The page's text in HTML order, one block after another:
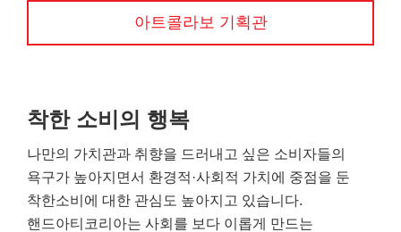
아트콜라보 기획관
착한 소비의 행복
나만의 가치관과 취향을 드러내고 싶은 소비자들의
욕구가 높아지면서 환경적·사회적 가치에 중점을 둔
착한소비에 대한 관심도 높아지고 있습니다.
핸드아티코리아는 사회를 보다 이롭게 만드는